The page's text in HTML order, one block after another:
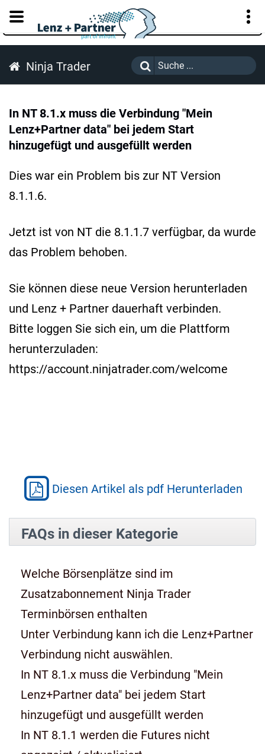
KUNDENPORTAL
Ninja Trader
In NT 8.1.x muss die Verbindung "Mein
Lenz+Partner data" bei jedem Start
hinzugefügt und ausgefüllt werden
Dies war ein Problem bis zur NT Version
8.1.1.6.
Jetzt ist von NT die 8.1.1.7 verfügbar, da wurde
das Problem behoben.
Sie können diese neue Version herunterladen
und Lenz + Partner dauerhaft verbinden.
Bitte loggen Sie sich ein, um die Plattform
herunterzuladen:
https://account.ninjatrader.com/welcome
Diesen Artikel als pdf Herunterladen
FAQs in dieser Kategorie
Welche Börsenplätze sind im
Zusatzabonnement Ninja Trader
Terminbörsen enthalten
Unter Verbindung kann ich die Lenz+Partner
Verbindung nicht auswählen.
In NT 8.1.x muss die Verbindung "Mein
Lenz+Partner data" bei jedem Start
hinzugefügt und ausgefüllt werden
In NT 8.1.1 werden die Futures nicht